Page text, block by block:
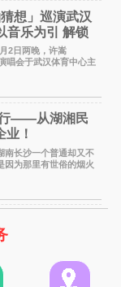
想」巡演武汉
音乐为引 解锁
2日两晚，许嵩
唱会于武汉体育中心主
万歌迷在此相聚，从
满诚意与惊喜的现场互
——从湖湘民
业！
长沙一个普通却又不
因为那里有世俗的烟火
有一位洞悉天地玄机
当地的风水师，爷爷